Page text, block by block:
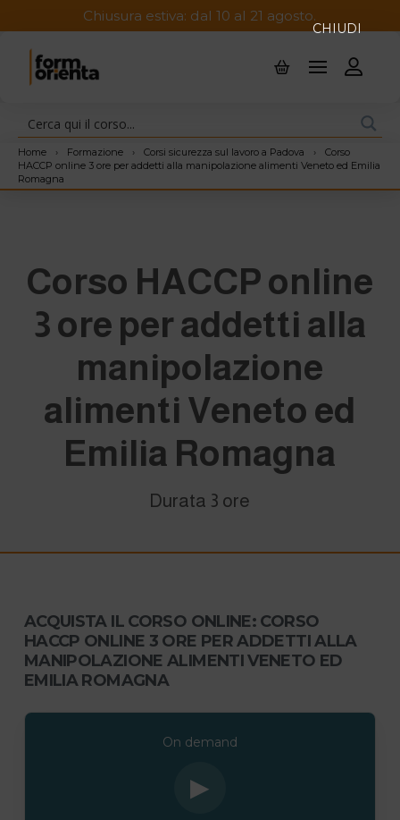
Chiusura estiva: dal 10 al 21 agosto.
Home › Formazione › Corsi sicurezza sul lavoro a Padova ›
Corso
HACCP online 3 ore per addetti alla manipolazione alimenti Veneto ed Emilia
Romagna
Corso HACCP online
3 ore per addetti alla
manipolazione
alimenti Veneto ed
Emilia Romagna
Durata 3 ore
ACQUISTA IL CORSO ONLINE: CORSO
HACCP ONLINE 3 ORE PER ADDETTI ALLA
MANIPOLAZIONE ALIMENTI VENETO ED
EMILIA ROMAGNA
On demand
▶
CHIUDI